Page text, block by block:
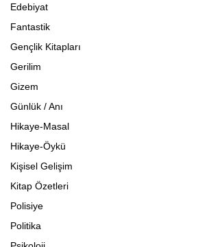
Edebiyat
Fantastik
Gençlik Kitapları
Gerilim
Gizem
Günlük / Anı
Hikaye-Masal
Hikaye-Öykü
Kişisel Gelişim
Kitap Özetleri
Polisiye
Politika